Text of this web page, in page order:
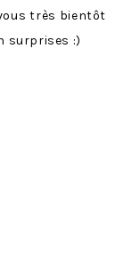
très bientôt
surprises :)